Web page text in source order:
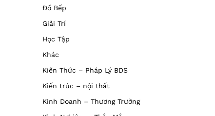
Đồ Bếp
Giải Trí
Học Tập
Khác
Kiến Thức – Pháp Lý BDS
Kiến trúc – nội thất
Kinh Doanh – Thương Trường